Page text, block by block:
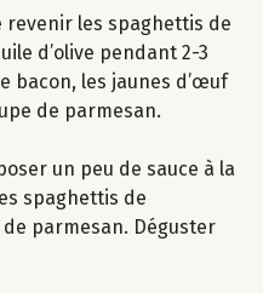
revenir les spaghettis de
d’olive pendant 2-3
bacon, les jaunes d’œuf
de parmesan.
un peu de sauce à la
spaghettis de
parmesan. Déguster